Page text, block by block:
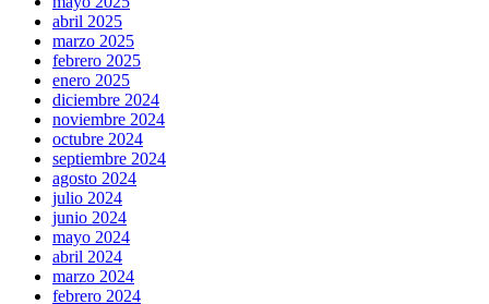
abril 2025
marzo 2025
febrero 2025
enero 2025
diciembre 2024
noviembre 2024
octubre 2024
septiembre 2024
agosto 2024
julio 2024
junio 2024
mayo 2024
abril 2024
marzo 2024
febrero 2024